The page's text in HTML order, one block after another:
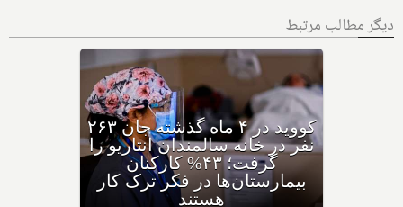
دیگر مطالب مرتبط
کووید در ۴ ماه گذشته جان ۲۶۳
نفر در خانه سالمندان انتاریو را
گرفت؛ ۴۳% کارکنان
بیمارستان‌ها در فکر ترک کار
هستند